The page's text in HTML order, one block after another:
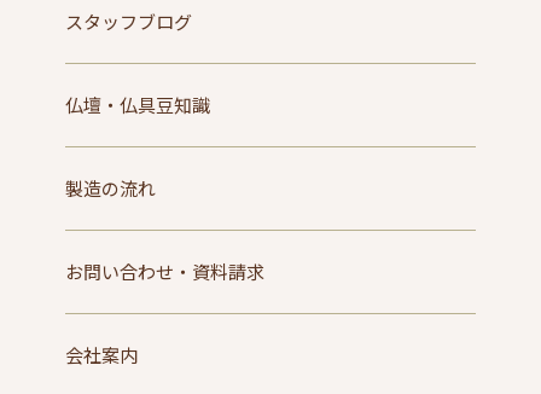
スタッフブログ
仏壇・仏具豆知識
製造の流れ
お問い合わせ・資料請求
会社案内